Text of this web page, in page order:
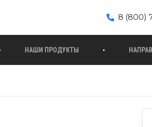
8 (800)
НАШИ ПРОДУКТЫ